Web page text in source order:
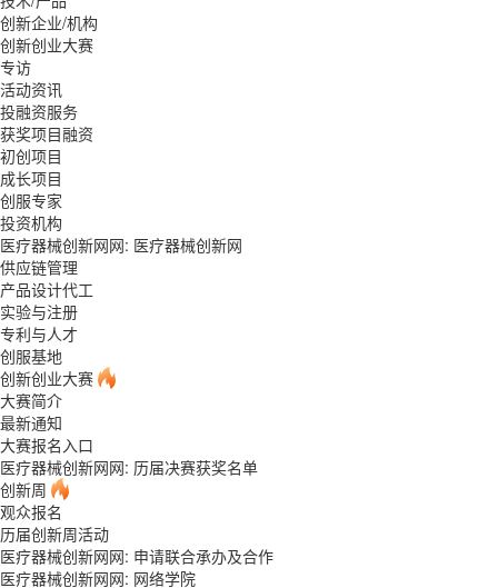
创新企业/机构
创新创业大赛
专访
活动资讯
投融资服务
获奖项目融资
初创项目
成长项目
创服专家
投资机构
医疗器械创新网网: 医疗器械创新网
供应链管理
产品设计代工
实验与注册
专利与人才
创服基地
创新创业大赛
大赛简介
最新通知
大赛报名入口
医疗器械创新网网: 历届决赛获奖名单
创新周
观众报名
历届创新周活动
医疗器械创新网网: 申请联合承办及合作
医疗器械创新网网: 网络学院